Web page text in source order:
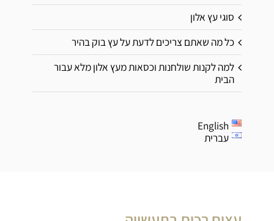
סוגי עץ אלון
כל מה שאתם צריכים לדעת על עץ בוק בהיר
למה לקנות שולחנות וכסאות מעץ אלון מלא עבור
הבית
English
עברית